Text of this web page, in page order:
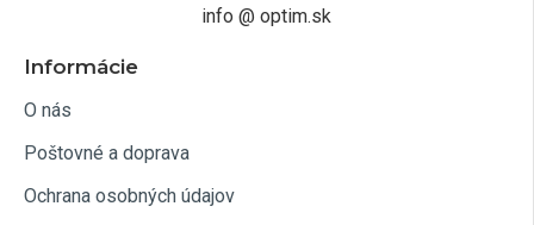
info @ optim.sk
Informácie
O nás
Poštovné a doprava
Ochrana osobných údajov